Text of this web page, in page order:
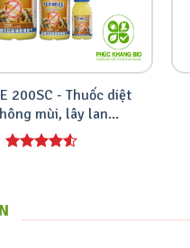
200SC - Thuốc diệt
mùi, lây lan...